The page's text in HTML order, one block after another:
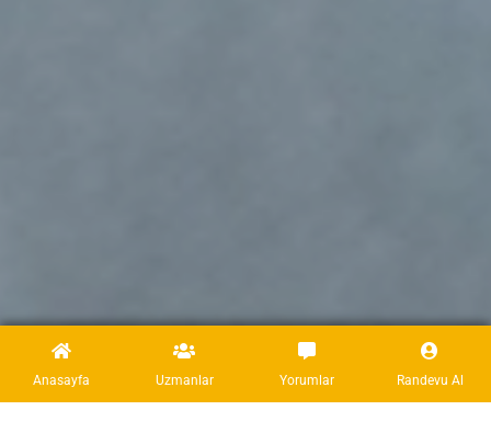
Anasayfa Uzmanlar Yorumlar Randevu Al